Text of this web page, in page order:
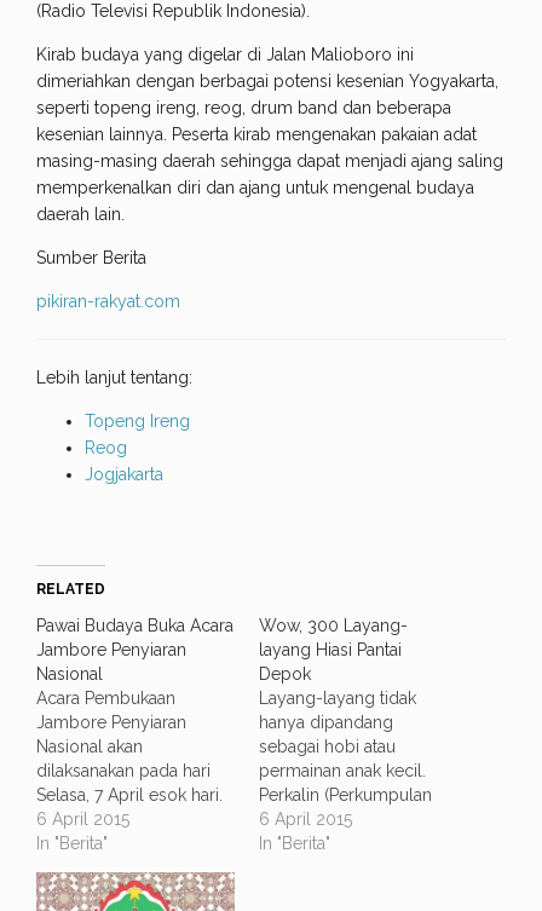
(Radio Televisi Republik Indonesia).
Kirab budaya yang digelar di Jalan Malioboro ini
dimeriahkan dengan berbagai potensi kesenian Yogyakarta,
seperti topeng ireng, reog, drum band dan beberapa
kesenian lainnya. Peserta kirab mengenakan pakaian adat
masing-masing daerah sehingga dapat menjadi ajang saling
memperkenalkan diri dan ajang untuk mengenal budaya
daerah lain.
Sumber Berita
pikiran-rakyat.com
Lebih lanjut tentang:
Topeng Ireng
Reog
Jogjakarta
RELATED
Pawai Budaya Buka Acara
Jambore Penyiaran
Nasional
Acara Pembukaan
Jambore Penyiaran
Nasional akan
dilaksanakan pada hari
Selasa, 7 April esok hari.
Acara ini akan dibuka
dengan rangkaian pawai
budaya di Jalan
Malioboro menuju tugu
6 April 2015
In "Berita"
Wow, 300 Layang-
layang Hiasi Pantai
Depok
Layang-layang tidak
hanya dipandang
sebagai hobi atau
permainan anak kecil.
Perkalin (Perkumpulan
Pekarya Layang-layang
Indonesia) wilayah DIY
6 April 2015
In "Berita"